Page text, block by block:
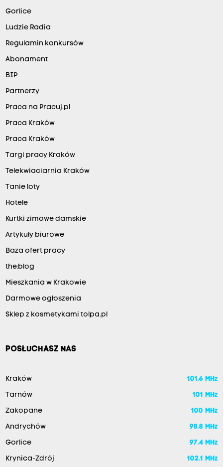
Gorlice
Ludzie Radia
Regulamin konkursów
Abonament
BIP
Partnerzy
Praca na Pracuj.pl
Praca Kraków
Praca Kraków
Targi pracy Kraków
Telekwiaciarnia Kraków
Tanie loty
Hotele
Kurtki zimowe damskie
Artykuły biurowe
Baza ofert pracy
the:blog
Mieszkania w Krakowie
Darmowe ogłoszenia
Sklep z kosmetykami tolpa.pl
POSŁUCHASZ NAS
Kraków 101.6 MHz
Tarnów 101 MHz
Zakopane 100 MHz
Andrychów 98.8 MHz
Gorlice 97.4 MHz
Krynica-Zdrój 102.1 MHz